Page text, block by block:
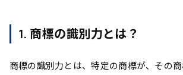
1. 商標の識別力とは？
商標の識別力とは、特定の商標が、その